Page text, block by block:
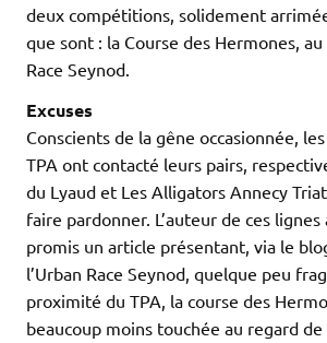
deux compétitions, solidement
que sont : la Course des Hermones, au
Race Seynod.
Excuses
Conscients de la gêne occasionnée,
TPA ont contacté leurs pairs,
du Lyaud et Les Alligators Annecy
faire pardonner. L’auteur de ces
promis un article présentant, via le
l’Urban Race Seynod, quelque peu
proximité du TPA, la course des
beaucoup moins touchée au regard de